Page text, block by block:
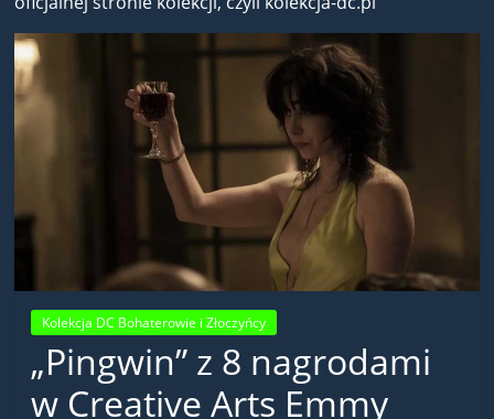
Kolekcja DC Bohaterowie i Złoczyńcy
„Pingwin” z 8 nagrodami
w Creative Arts Emmy